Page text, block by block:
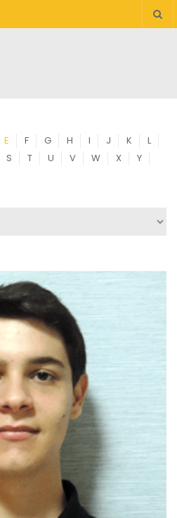
E F G H I J K
L
S T U V W X
Y